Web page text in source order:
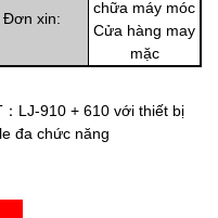
Đơn xin:
chữa máy móc
Cửa hàng may
mặc
：LJ-910 + 610 với thiết bị
đa chức năng